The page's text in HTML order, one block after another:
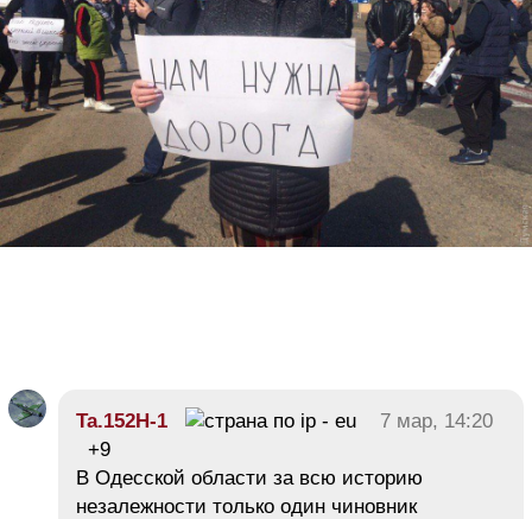
Ta.152H-1
7 мар, 14:20
+9
В Одесской области за всю историю
незалежности только один чиновник